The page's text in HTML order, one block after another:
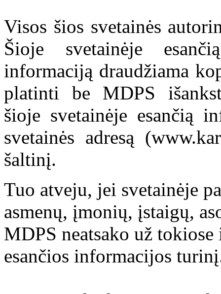
Visos šios svetainės
Šioje svetainėje
informaciją draudžiama
platinti be MDPS
šioje svetainėje esančią
svetainės adresą
šaltinį.
Tuo atveju, jei svetainėje
asmenų, įmonių, įstaigų,
MDPS neatsako už tokiose
esančios informacijos